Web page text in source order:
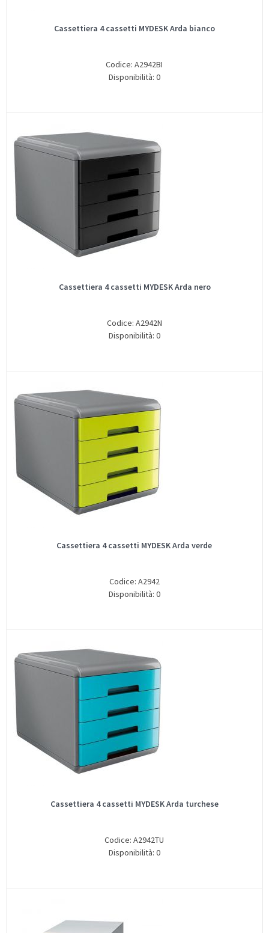
Cassettiera 4 cassetti MYDESK Arda bianco
Codice: A2942BI
Disponibilità: 0
Cassettiera 4 cassetti MYDESK Arda nero
Codice: A2942N
Disponibilità: 0
Cassettiera 4 cassetti MYDESK Arda verde
Codice: A2942
Disponibilità: 0
Cassettiera 4 cassetti MYDESK Arda turchese
Codice: A2942TU
Disponibilità: 0